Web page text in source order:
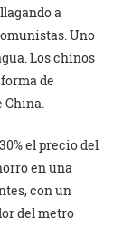
a
Uno
Los chinos
de
China.
el precio del
en una
con un
del metro